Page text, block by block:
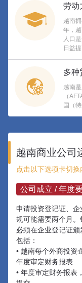
劳动
越南
年，
人口
日益
多种
越南
（
国（
越南商业公司
点击以下选项卡切换
公司成立 / 年度
申请投资登记证、
规可能需要两个月
必须在企业登记证
包括：
• 越南每个外商投资
年度审定财务报表
• 年度审定财务报表